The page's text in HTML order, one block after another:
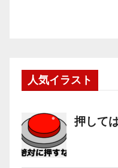
人気イラスト